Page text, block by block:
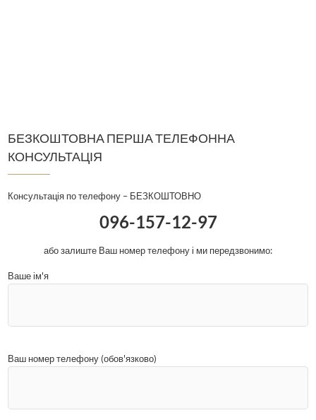
БЕЗКОШТОВНА ПЕРША ТЕЛЕФОННА
КОНСУЛЬТАЦІЯ
Консультація по телефону – БЕЗКОШТОВНО
096-157-12-97
або залиште Ваш номер телефону і ми передзвонимо:
Ваше ім'я
Ваш номер телефону (обов'язково)